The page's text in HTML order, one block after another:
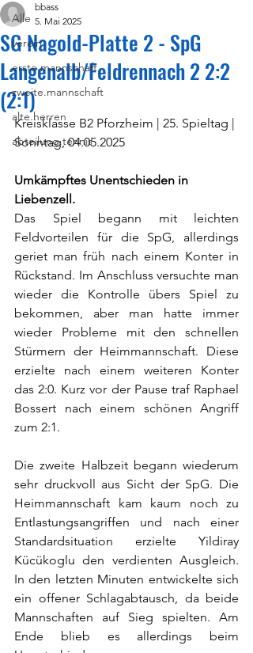
Alle
verein
erste.mannschaft
zweite.mannschaft
alte.herren
abteilung.tennis
SG Nagold-Platte 2 - SpG
Langenalb/Feldrennach 2 2:2
(2:1)
bbass
5. Mai 2025
Kreisklasse B2 Pforzheim | 25. Spieltag |
Sonntag, 04.05.2025
Umkämpftes Unentschieden in
Liebenzell.
Das Spiel begann mit leichten
Feldvorteilen für die SpG, allerdings
geriet man früh nach einem Konter in
Rückstand. Im Anschluss versuchte man
wieder die Kontrolle übers Spiel zu
bekommen, aber man hatte immer
wieder Probleme mit den schnellen
Stürmern der Heimmannschaft. Diese
erzielte nach einem weiteren Konter
das 2:0. Kurz vor der Pause traf Raphael
Bossert nach einem schönen Angriff
zum 2:1.
Die zweite Halbzeit begann wiederum
sehr druckvoll aus Sicht der SpG. Die
Heimmannschaft kam kaum noch zu
Entlastungsangriffen und nach einer
Standardsituation erzielte Yildiray
Kücükoglu den verdienten Ausgleich.
In den letzten Minuten entwickelte sich
ein offener Schlagabtausch, da beide
Mannschaften auf Sieg spielten. Am
Ende blieb es allerdings beim